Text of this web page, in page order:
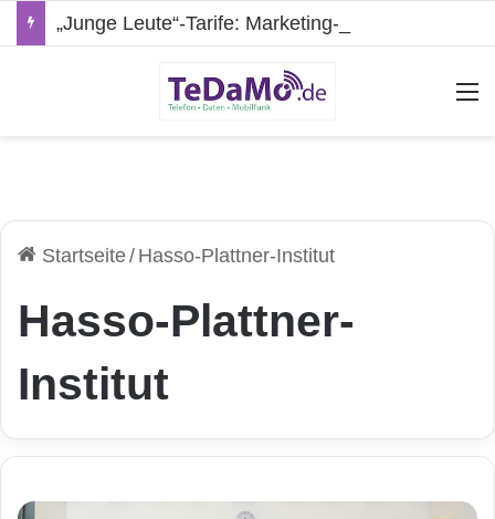
Startseite/ Hasso-Plattner-Institut
Hasso-Plattner-
Institut